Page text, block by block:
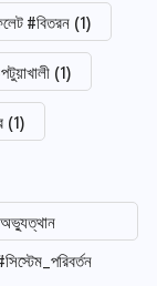
#বিতরন (1)
(1)
(1)